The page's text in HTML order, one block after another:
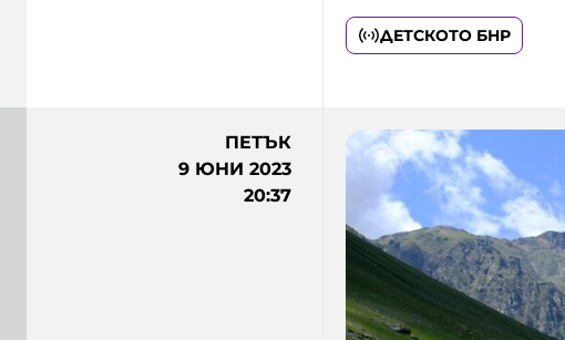
ДЕТСКОТО БНР
ПЕТЪК
9 ЮНИ 2023
20:37